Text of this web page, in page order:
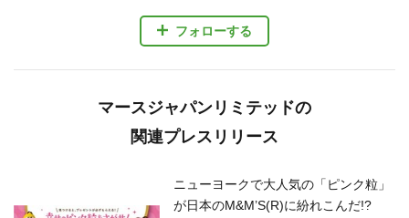
フォローする
マースジャパンリミテッドの
関連プレスリリース
ニューヨークで大人気の「ピンク粒」
が日本のM&M’S(R)に紛れこんだ!?